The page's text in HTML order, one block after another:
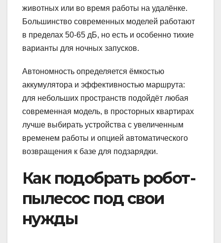
животных или во время работы на удалёнке.
Большинство современных моделей работают
в пределах 50-65 дБ, но есть и особенно тихие
варианты для ночных запусков.
Автономность определяется ёмкостью
аккумулятора и эффективностью маршрута:
для небольших пространств подойдёт любая
современная модель, в просторных квартирах
лучше выбирать устройства с увеличенным
временем работы и опцией автоматического
возвращения к базе для подзарядки.
Как подобрать робот-
пылесос под свои
нужды